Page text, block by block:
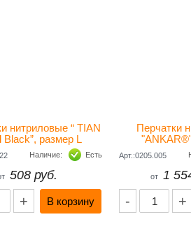
нитриловые “ ТIAN
Black”, размер L
100 шт.)
Наличие: Есть
508 руб.
+
Перчатки
(упаковка
Арт.:0205.005
от 1
- +